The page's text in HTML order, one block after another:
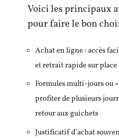
Voici les principaux
pour faire le bon
Achat en ligne : accès
et retrait rapide sur place
Formules multi-jours ou
profiter de plusieurs
retour aux guichets
Justificatif d’achat